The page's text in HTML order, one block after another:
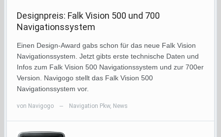
Designpreis: Falk Vision 500 und 700
Navigationssystem
Einen Design-Award gabs schon für das neue Falk Vision
Navigationssystem. Jetzt gibts erste technische Daten und
Infos zum Falk Vision 500 Navigationssystem und zur 700er
Version. Navigogo stellt das Falk Vision 500
Navigationssystem vor.
von Navigogo — Navigation Pkw, News